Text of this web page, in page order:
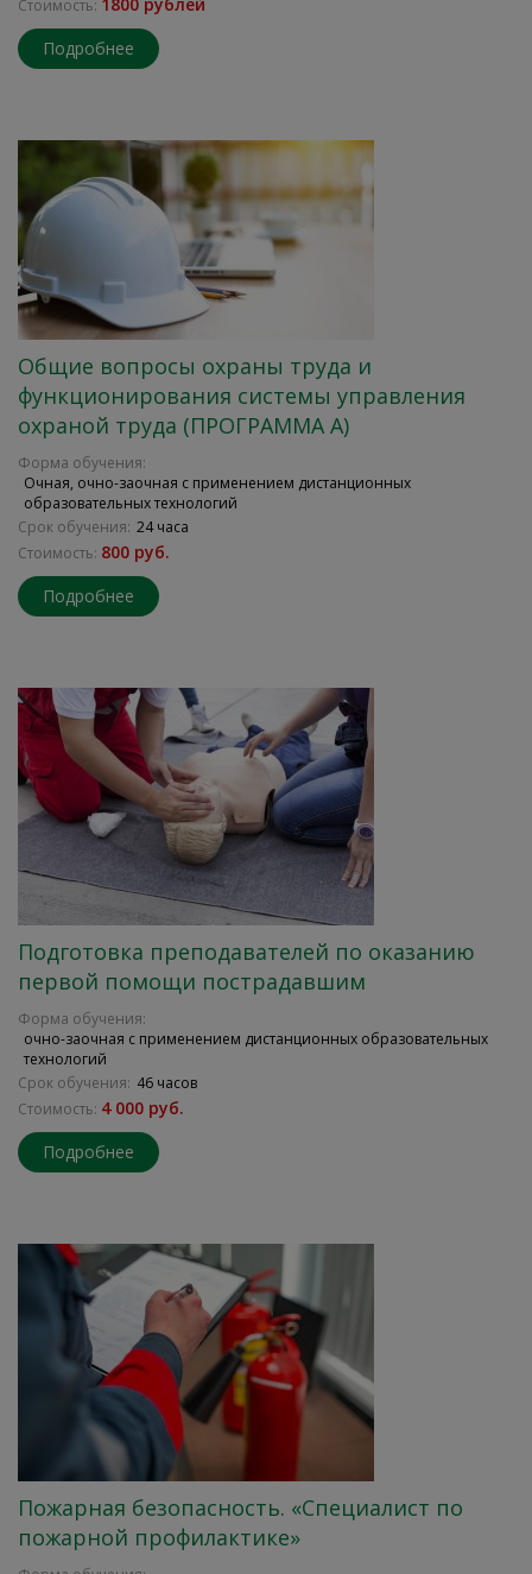
Стоимость:
Подробнее
Общие вопросы охраны труда и
функционирования системы управления
охраной труда (ПРОГРАММА А)
Форма обучения:
Очная, очно-заочная с применением дистанционных
образовательных технологий
Срок обучения: 24 часа
Стоимость: 800 руб.
Подробнее
Подготовка преподавателей по оказанию
первой помощи пострадавшим
Форма обучения:
очно-заочная с применением дистанционных образовательных
технологий
Срок обучения: 46 часов
Стоимость: 4 000 руб.
Подробнее
Пожарная безопасность. «Специалист по
пожарной профилактике»